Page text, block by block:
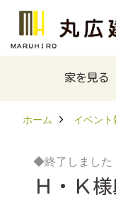
家を見る
ホーム イベント
◆終了しました
Ｈ・Ｋ